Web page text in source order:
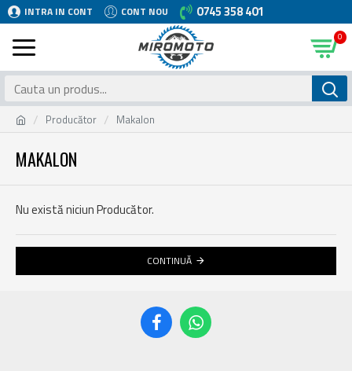
INTRA IN CONT CONT NOU 0745 358 401
0
Producător Makalon
MAKALON
Nu există niciun Producător.
CONTINUĂ